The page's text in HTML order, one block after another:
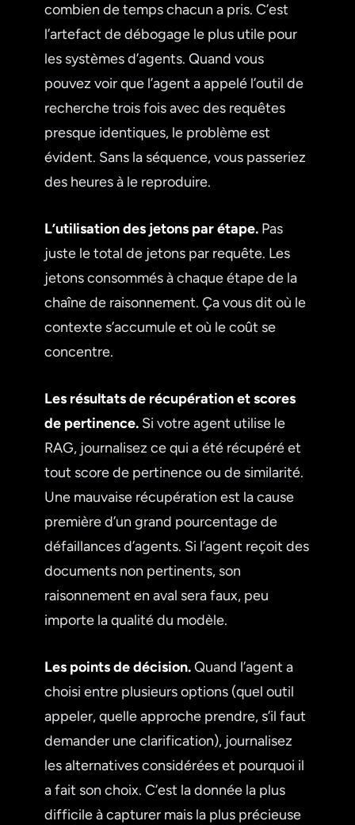
combien de temps chacun a pris. C’est
l’artefact de débogage le plus utile pour
les systèmes d’agents. Quand vous
pouvez voir que l’agent a appelé l’outil de
recherche trois fois avec des requêtes
presque identiques, le problème est
évident. Sans la séquence, vous passeriez
des heures à le reproduire.
L’utilisation des jetons par étape. Pas
juste le total de jetons par requête. Les
jetons consommés à chaque étape de la
chaîne de raisonnement. Ça vous dit où le
contexte s’accumule et où le coût se
concentre.
Les résultats de récupération et scores
de pertinence. Si votre agent utilise le
RAG, journalisez ce qui a été récupéré et
tout score de pertinence ou de similarité.
Une mauvaise récupération est la cause
première d’un grand pourcentage de
défaillances d’agents. Si l’agent reçoit des
documents non pertinents, son
raisonnement en aval sera faux, peu
importe la qualité du modèle.
Les points de décision.Quand l’agent a
choisi entre plusieurs options (quel outil
appeler, quelle approche prendre, s’il faut
demander une clarification), journalisez
les alternatives considérées et pourquoi il
a fait son choix. C’est la donnée la plus
difficile à capturer mais la plus précieuse